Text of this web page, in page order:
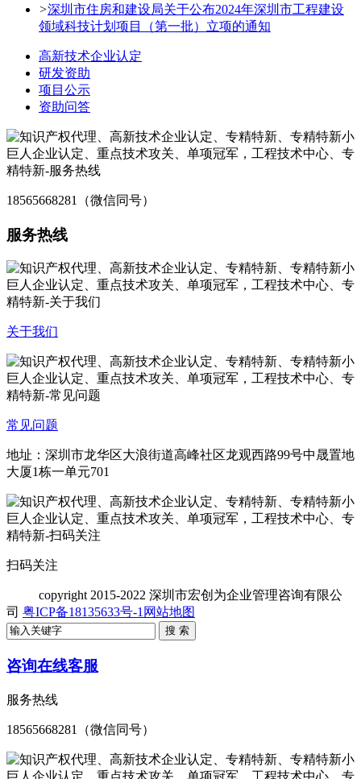
>深圳市住房和建设局关于公布2024年深圳市工程建设
领域科技计划项目（第一批）立项的通知
高新技术企业认定
研发资助
项目公示
资助问答
18565668281（微信同号）
服务热线
关于我们
常见问题
地址：深圳市龙华区大浪街道高峰社区龙观西路99号中晟置地
大厦1栋一单元701
扫码关注
copyright 2015-2022 深圳市宏创为企业管理咨询有限公
司 粤ICP备18135633号-1 网站地图
咨询在线客服
服务热线
18565668281（微信同号）